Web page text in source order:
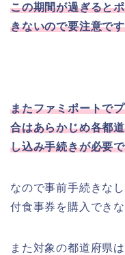
この期間が過ぎると
きないので要注意で
またファミポートで
合はあらかじめ各都
し込み手続きが必要
なので事前手続きな
付食事券を購入でき
また対象の都道府県